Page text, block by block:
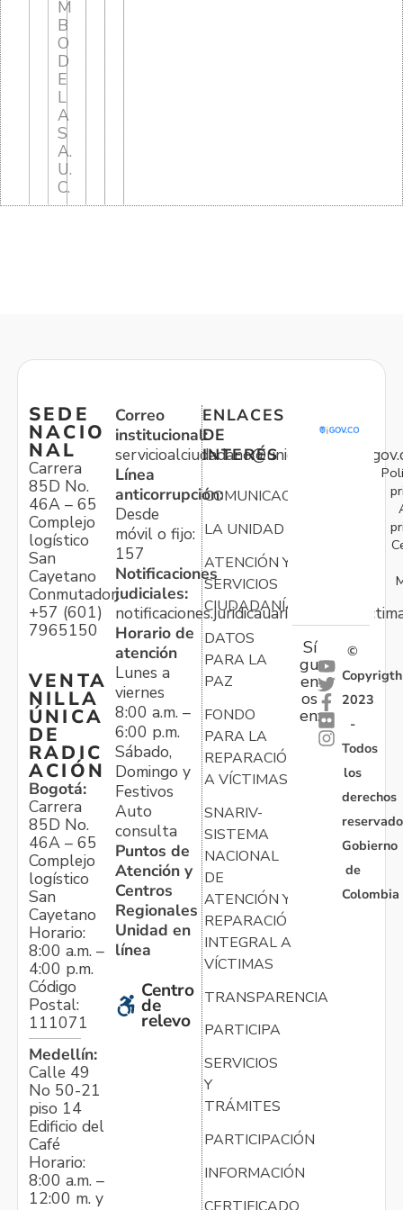
M
B
O
D
E
L
A
S
A.
U.
C.
SEDE
NACIO
NAL
Carrera
85D No.
46A – 65
Complejo
logístico
San
Cayetano
Conmutador:
+57 (601)
7965150
VENTA
NILLA
ÚNICA
DE
RADIC
ACIÓN
Bogotá:
Carrera
85D No.
46A – 65
Complejo
logístico
San
Cayetano
Horario:
8:00 a.m. –
4:00 p.m.
Código
Postal:
111071
Medellín:
Calle 49
No 50-21
piso 14
Edificio del
Café
Horario:
8:00 a.m. –
12:00 m. y
Correo
institucional:
Línea
anticorrupción:
Desde
móvil o fijo:
157
Notificaciones
judiciales:
Horario de
atención
Lunes a
viernes
8:00 a.m. –
6:00 p.m.
Sábado,
Domingo y
Festivos
Auto
consulta
Puntos de
Atención y
Centros
Regionales
Unidad en
línea
Centro
de
relevo
ENLACES
DE
INTERÉS
COMUNICACIONES
LA UNIDAD
ATENCIÓN Y
SERVICIOS
CIUDADANÍA
DATOS
PARA LA
PAZ
FONDO
PARA LA
REPARACIÓN
A VÍCTIMAS
SNARIV-
SISTEMA
NACIONAL
DE
ATENCIÓN Y
REPARACIÓN
INTEGRAL A
VÍCTIMAS
TRANSPARENCIA
PARTICIPA
SERVICIOS
Y
TRÁMITES
PARTICIPACIÓN
INFORMACIÓN
CERTIFICADO
Sí
gu
en
os
en:
©
Copyrigth
2023
-
Todos
los
derechos
Gobierno
de
Colombia